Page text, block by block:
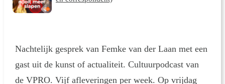
Nachtelijk gesprek van Femke van der Laan met een
gast uit de kunst of actualiteit. Cultuurpodcast van
de VPRO. Vijf afleveringen per week. Op vrijdag